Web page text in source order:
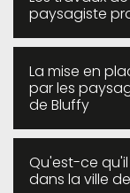
paysagiste
La mise en
par les
de Bluffy
Qu'est-ce
dans la ville